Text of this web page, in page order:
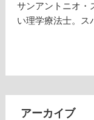
サンアントニオ・
い理学療法士。ス
アーカイブ